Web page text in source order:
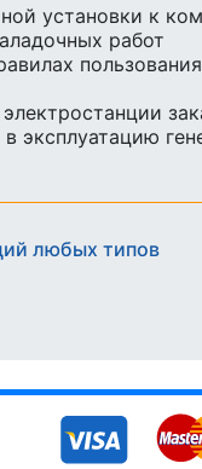
установки к
работ
эксплуатацию
любых типов